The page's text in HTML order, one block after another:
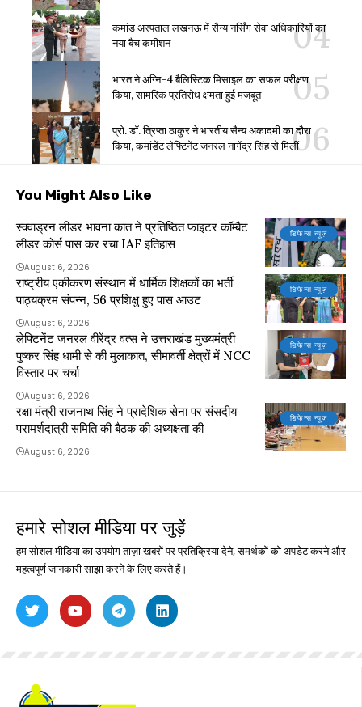
कमांड अस्पताल लखनऊ में सैन्य नर्सिंग सेवा अधिकारियों का
नया बैच कमीशन
भारत ने अग्नि-4 बैलिस्टिक मिसाइल का सफल परीक्षण
किया, सामरिक प्रतिरोध क्षमता हुई मजबूत
प्रो. डॉ. त्रिप्ता ठाकुर ने भारतीय सैन्य अकादमी का दौरा
किया, कमांडेंट लेफ्टिनेंट जनरल नागेंद्र सिंह से मिलीं
You Might Also Like
डिफेन्स न्यूज़
स्क्वाड्रन लीडर भावना कांत ने प्रतिष्ठित फाइटर कॉम्बैट
लीडर कोर्स पास कर रचा IAF इतिहास
August 6, 2026
डिफेन्स न्यूज़
राष्ट्रीय एकीकरण संस्थान में धार्मिक शिक्षकों का भर्ती
पाठ्यक्रम संपन्न, 56 प्रशिक्षु हुए पास आउट
August 6, 2026
डिफेन्स न्यूज़
लेफ्टिनेंट जनरल वीरेंद्र वत्स ने उत्तराखंड मुख्यमंत्री
पुष्कर सिंह धामी से की मुलाकात, सीमावर्ती क्षेत्रों में NCC
विस्तार पर चर्चा
August 6, 2026
डिफेन्स न्यूज़
रक्षा मंत्री राजनाथ सिंह ने प्रादेशिक सेना पर संसदीय
परामर्शदात्री समिति की बैठक की अध्यक्षता की
August 6, 2026
हमारे सोशल मीडिया पर जुड़ें
हम सोशल मीडिया का उपयोग ताज़ा खबरों पर प्रतिक्रिया देने, समर्थकों को अपडेट करने और
महत्वपूर्ण जानकारी साझा करने के लिए करते हैं।